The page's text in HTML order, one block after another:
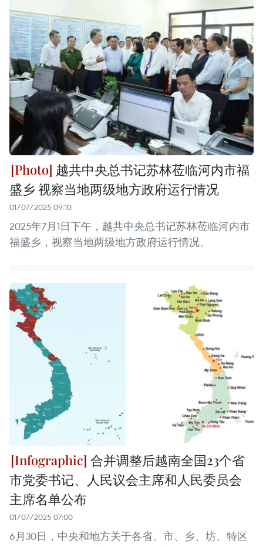
越共中央总书记苏林莅临河内市福
盛乡 视察当地两级地方政府运行情况
01/07/2025 09:10
2025年7月1日下午，越共中央总书记苏林莅临河内市
福盛乡，视察当地两级地方政府运行情况。
合并调整后越南全国23个省
市党委书记、人民议会主席和人民委员会
主席名单公布
01/07/2025 07:00
6月30日，中央和地方关于各省、市、乡、坊、特区